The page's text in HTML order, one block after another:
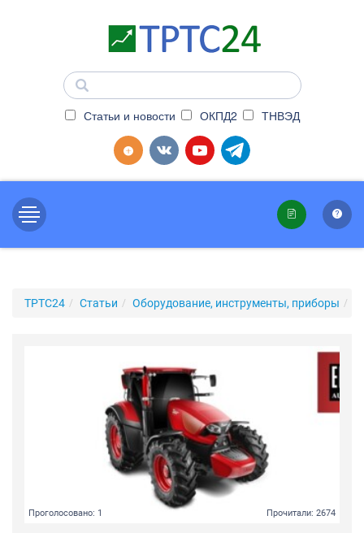
Статьи и новости ОКПД2 ТНВЭД
ТРТС24 Статьи Оборудование, инструменты, приборы
Проголосовано: 1 Прочитали: 2674